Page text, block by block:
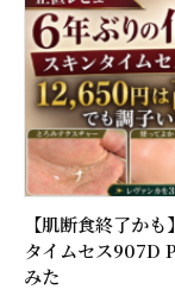
【肌断食終了か
タイムセス907D
みた